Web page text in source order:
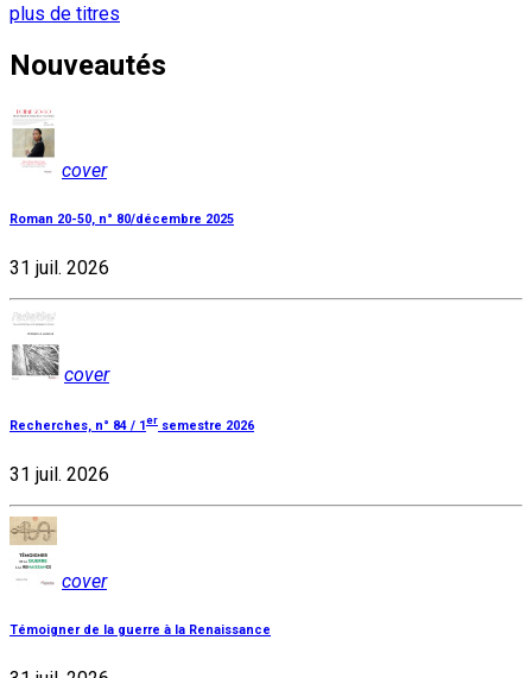
plus de titres
Nouveautés
cover
Roman 20-50, n° 80/décembre 2025
31 juil. 2026
cover
Recherches, n° 84 / 1 er semestre 2026
31 juil. 2026
cover
Témoigner de la guerre à la Renaissance